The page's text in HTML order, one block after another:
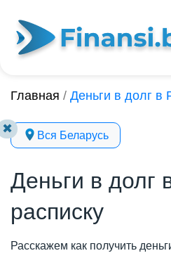
✖
Главная / Деньги в долг в
Вся Беларусь
Деньги в долг
расписку
Расскажем как получить